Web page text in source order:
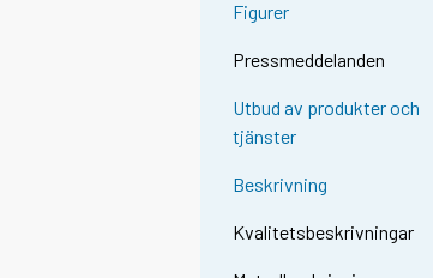
Figurer
Pressmeddelanden
Utbud av produkter och
tjänster
Beskrivning
Kvalitetsbeskrivningar